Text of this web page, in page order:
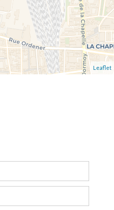
Leaflet